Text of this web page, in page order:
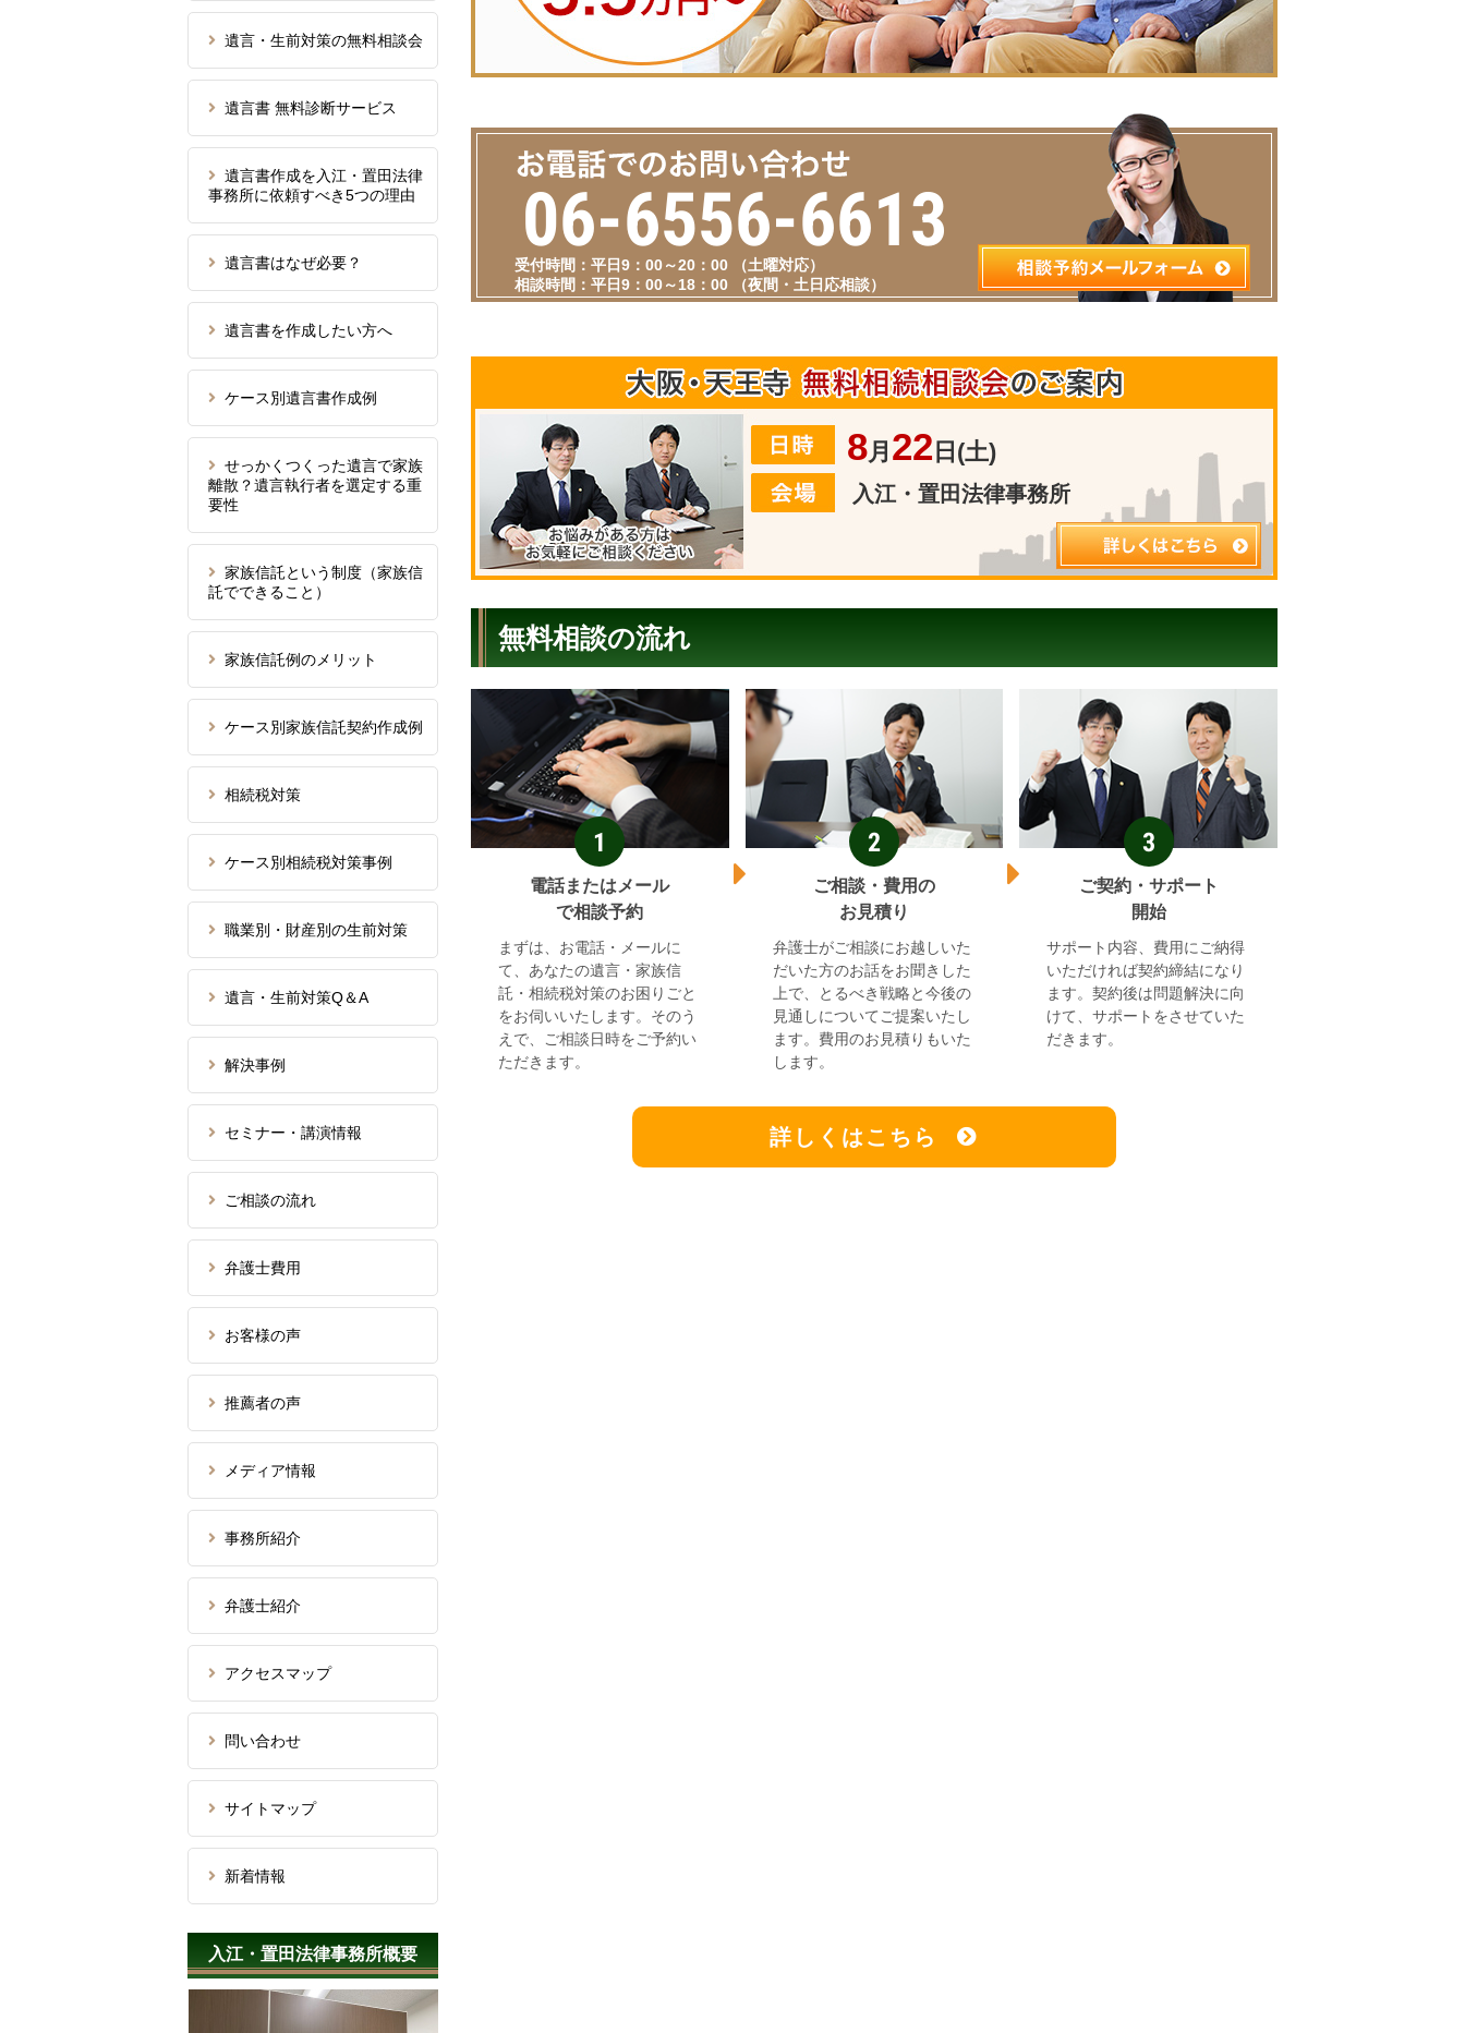
06-6556-6613
受付時間：平日9：00～20：00 （土曜対応）
相談時間：平日9：00～18：00 （夜間・土日応相談）
8月 22 日(土)
入江・置田法律事務所
無料相談の流れ
1
電話またはメール
で相談予約
まずは、お電話・メールに
て、あなたの遺言・家族信
託・相続税対策のお困りごと
をお伺いいたします。そのう
えで、ご相談日時をご予約い
ただきます。
2
ご相談・費用の
お見積り
弁護士がご相談にお越しいた
だいた方のお話をお聞きした
上で、とるべき戦略と今後の
見通しについてご提案いたし
ます。費用のお見積りもいた
します。
3
ご契約・サポート
開始
サポート内容、費用にご納得
いただければ契約締結になり
ます。契約後は問題解決に向
けて、サポートをさせていた
だきます。
詳しくはこちら
遺言・生前対策の無料相談会
遺言書 無料診断サービス
遺言書作成を入江・置田法律
事務所に依頼すべき5つの理由
遺言書はなぜ必要？
遺言書を作成したい方へ
ケース別遺言書作成例
せっかくつくった遺言で家族
離散？遺言執行者を選定する重
要性
家族信託という制度（家族信
託でできること）
家族信託例のメリット
ケース別家族信託契約作成例
相続税対策
ケース別相続税対策事例
職業別・財産別の生前対策
遺言・生前対策Q＆A
解決事例
セミナー・講演情報
ご相談の流れ
弁護士費用
お客様の声
推薦者の声
メディア情報
事務所紹介
弁護士紹介
アクセスマップ
問い合わせ
サイトマップ
新着情報
入江・置田法律事務所概要